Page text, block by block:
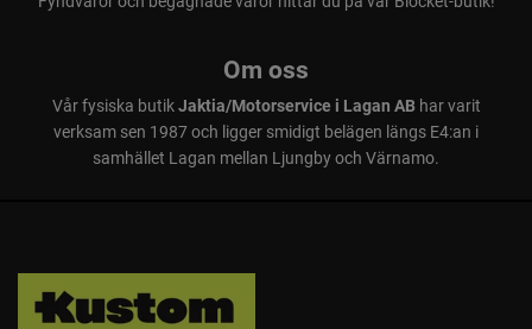
Om oss
Vår fysiska butikJaktia/Motorservice i Lagan ABhar varit
verksam sen 1987 och ligger smidigt belägen längs E4:an i
samhället Lagan mellan Ljungby och Värnamo.